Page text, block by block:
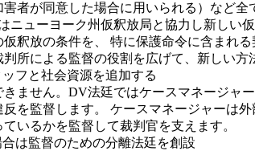
者が同意した場合に用いられる）など
ニューヨーク州仮釈放局と協力し新しい
釈放の条件を、 特に保護命令に含まれ
所による監督の役割を広げて、新しい方
フと社会資源を追加する
ません。DV法廷ではケースマネージャ
反を監督します。 ケースマネージャーは
いるかを監督して裁判官を支えます。
は監督のための分離法廷を創設